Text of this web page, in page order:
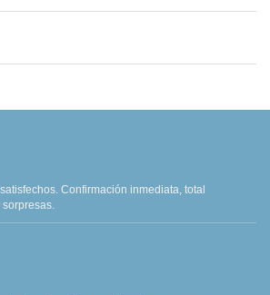
Confirmación inmediata, total